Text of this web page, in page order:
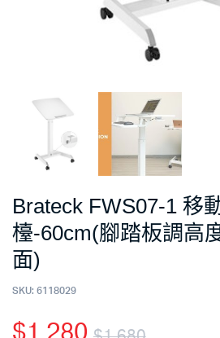
Brateck FWS07-1 移
檯-60cm(腳踏板調高
面)
SKU: 6118029